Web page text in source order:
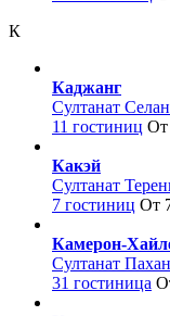
К
Каджанг
Султанат
11 гостиниц От
Какэй
Султанат
7 гостиниц От
Камерон-
Султанат
31 гостиница